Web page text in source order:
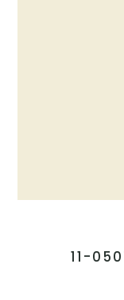
11-